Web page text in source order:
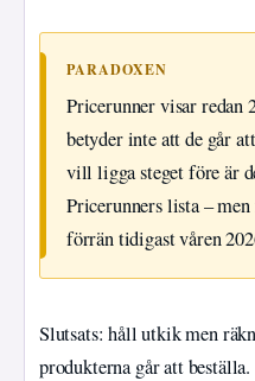
PARADOXEN
Pricerunner visar redan
betyder inte att de går
vill ligga steget före är
Pricerunners lista –
förrän tidigast våren
Slutsats: håll utkik men
produkterna går att beställa.